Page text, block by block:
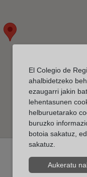
El Colegio de
ahalbidetzeko
ezaugarri jakin
lehentasunen
helburuetarako
buruzko
botoia sakatuz,
sakatuz.
Aukeratu